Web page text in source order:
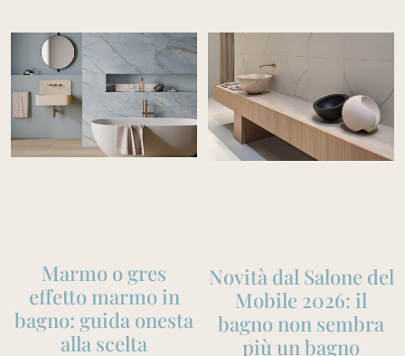
Marmo o gres
effetto marmo in
bagno: guida onesta
alla scelta
Novità dal Salone del
Mobile 2026: il
bagno non sembra
più un bagno